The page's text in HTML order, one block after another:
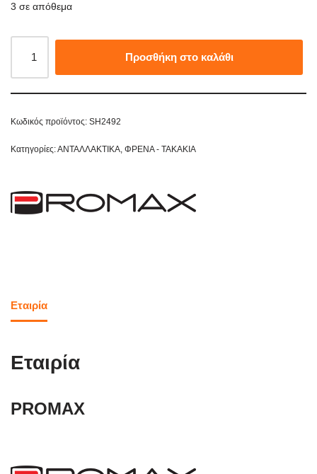
3 σε απόθεμα
Προσθήκη στο καλάθι
Κωδικός προϊόντος: SH2492
Κατηγορίες:ΑΝΤΑΛΛΑΚΤΙΚΑ ΦΡΕΝΑ - ΤΑΚΑΚΙΑ
Εταιρία
Εταιρία
PROMAX